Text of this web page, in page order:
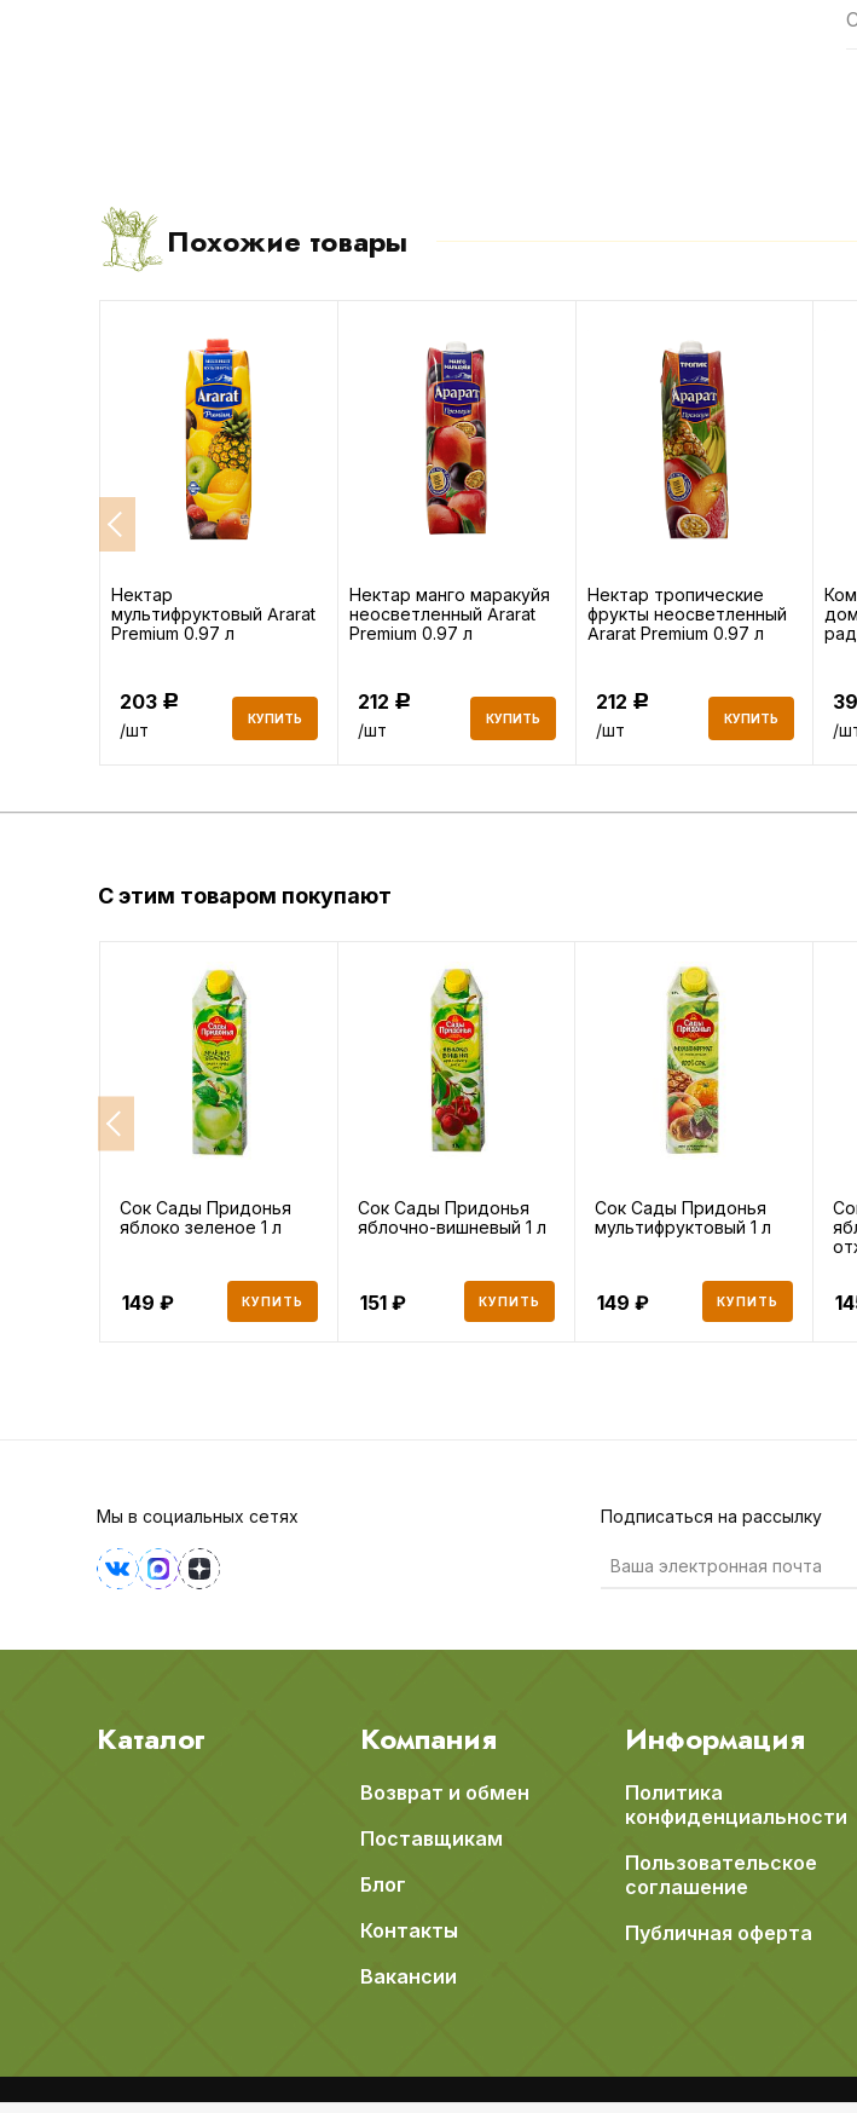
Похожие товары
Нектар
мультифруктовый Ararat
Premium 0.97 л
203 Р
/шт
КУПИТЬ
Нектар манго маракуйя
неосветленный Ararat
Premium 0.97 л
212 Р
/шт
КУПИТЬ
Нектар тропические
фрукты неосветленный
Ararat Premium 0.97 л
212 Р
/шт
КУПИТЬ
/
С этим товаром покупают
Сок Сады Придонья
яблоко зеленое 1 л
149 КУПИТЬ
Сок Сады Придонья
яблочно-вишневый 1 л
151 КУПИТЬ
Сок Сады Придонья
мультифруктовый 1 л
149 КУПИТЬ
Мы в социальных сетях Подписаться на рассылку
Каталог Компания
Возврат и обмен
Поставщикам
Блог
Контакты
Вакансии
Информация
Политика
конфиденциальности
Пользовательское
соглашение
Публичная оферта